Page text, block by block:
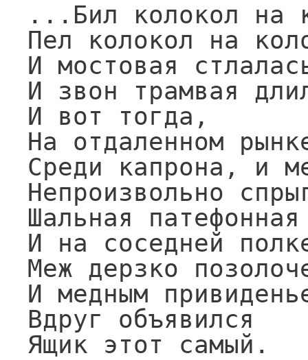
...Бил колокол на
Пел колокол на
И мостовая
И звон трамвая
И вот тогда,
На отдаленном
Среди капрона, и
Непроизвольно
Шальная
И на соседней
Меж дерзко
И медным
Вдруг объявился
Ящик этот самый.